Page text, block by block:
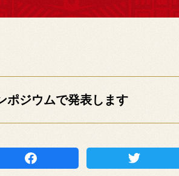
ポジウムで発表します